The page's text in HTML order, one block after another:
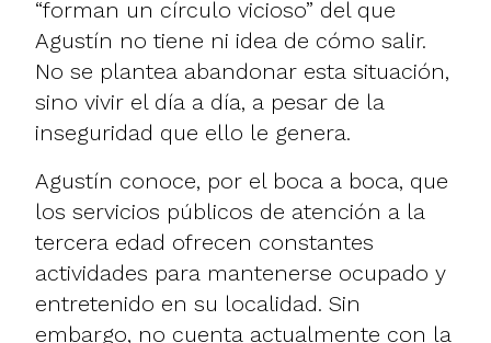
“forman un círculo vicioso” del que
Agustín no tiene ni idea de cómo salir.
No se plantea abandonar esta situación,
sino vivir el día a día, a pesar de la
inseguridad que ello le genera.
Agustín conoce, por el boca a boca, que
los servicios públicos de atención a la
tercera edad ofrecen constantes
actividades para mantenerse ocupado y
entretenido en su localidad. Sin
embargo, no cuenta actualmente con la